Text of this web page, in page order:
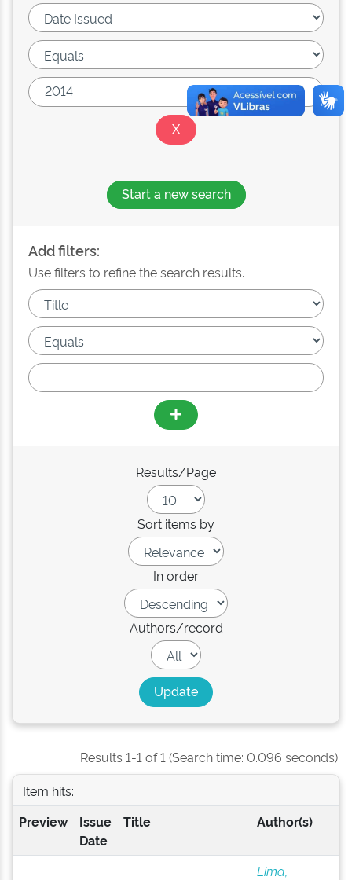
Start a new search
Add filters:
Use filters to refine the search results.
Results/Page
Sort items by
In order
Authors/record
Results 1-1 of 1 (Search time: 0.096 seconds).
Item hits:
Preview
Issue
Date
Title Author(s)
Lima,